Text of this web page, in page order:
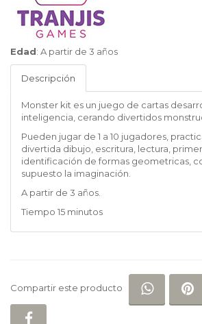
Tranjis
Games
Edad: A partir de 3 años
Descripción
Monster kit es un juego de cartas
inteligencia, cerando divertidos
Pueden jugar de 1 a 10 jugadores,
divertida dibujo, escritura, lectura,
identificación de formas geometricas,
supuesto la imaginación.
A partir de 3 años.
Tiempo 15 minutos
Compartir este producto